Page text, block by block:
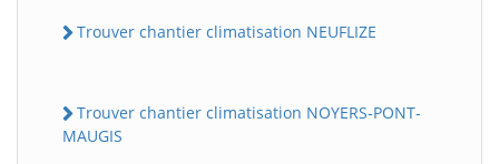
Trouver chantier climatisation NEUFLIZE
Trouver chantier climatisation NOYERS-PONT-
MAUGIS